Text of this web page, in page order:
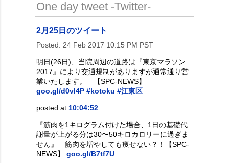
One day tweet -Twitter-
2月25日のツイート
Posted: 24 Feb 2017 10:15 PM PST
明日(26日)、当院周辺の道路は『東京マラソン
2017』により交通規制がありますが通常通り営
業いたします。 【SPC-NEWS】
goo.gl/d0vl4P #kotoku #江東区
posted at 10:04:52
『筋肉を1キログラム付けた場合、1日の基礎代
謝量が上がる分は30〜50キロカロリーに過ぎま
せん』 筋肉を増やしても痩せない？！【SPC-
NEWS】 goo.gl/B7tf7U